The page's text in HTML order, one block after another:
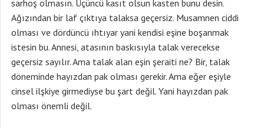
sarhoş olmasın. Üçüncü kasıt olsun kasten bunu desin.
Ağızından bir laf çıktıya talaksa geçersiz. Musamnen ciddi
olması ve dördüncü ıhtıyar yani kendisi eşine boşanmak
istesin bu. Annesi, atasının baskısıyla talak verecekse
geçersiz sayılır. Ama talak alan eşin şeraiti ne? Bir, talak
döneminde hayızdan pak olması gerekir. Ama eğer eşiyle
cinsel ilşkiye girmediyse bu şart değil. Yani hayızdan pak
olması önemli değil.